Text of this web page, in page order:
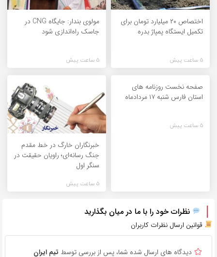
اختصاص ۲۰ میلیارد تومان برای
تکمیل ایستگاه پمپاژ بدره
5 ساعت پیش
مولوی بندار: جایگاه CNG در
جاسک راه‌اندازی شود
5 ساعت پیش
صفحه نخست روزنامه های
استان فارس شنبه ۱۷ مردادماه
5 ساعت پیش
خبرنگاران خارگ در خط مقدم
جنگ رسانه‌ای؛ راویان حقیقت در
سنگر اول
5 ساعت پیش
نظرات خود را با ما در میان بگذارید
قوانین ارسال نظرات کاربران
دیدگاه های ارسال شده شما، پس از بررسی توسط تیم ایران